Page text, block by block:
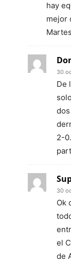
hay
mejor
30
De
2-
30
Ok
el
de